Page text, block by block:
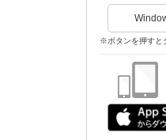
※ボタンを押すと